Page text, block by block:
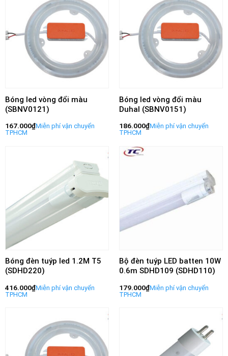
Bóng led vòng đổi màu
(SBNV0121)
167.000₫
Bóng led vòng đổi màu
Duhal (SBNV0151)
186.000₫
Bóng đèn tuýp led 1.2M T5
(SDHD220)
416.000₫
Bộ đèn tuýp LED batten 10W
0.6m SDHD109 (SDHD110)
179.000₫